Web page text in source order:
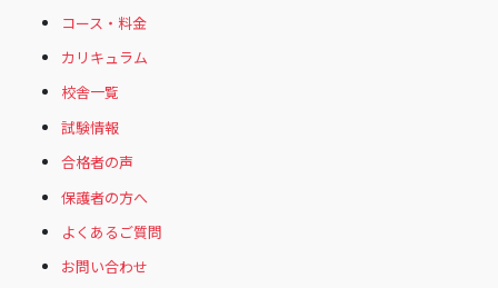
コース・料金
カリキュラム
校舎一覧
試験情報
合格者の声
保護者の方へ
よくあるご質問
お問い合わせ